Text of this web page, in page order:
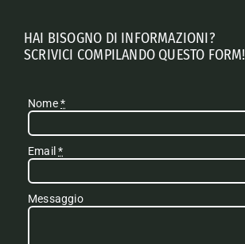
HAI BISOGNO DI INFORMAZIONI?
SCRIVICI COMPILANDO QUESTO FORM!
Nome*
Email*
Messaggio